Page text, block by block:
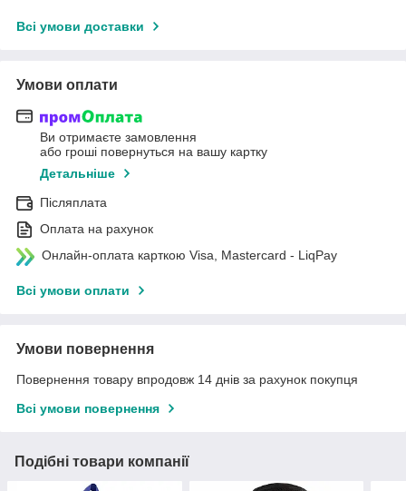
Всі умови доставки
Умови оплати
Ви отримаєте замовлення
або гроші повернуться на вашу картку
Детальніше
Післяплата
Оплата на рахунок
Онлайн-оплата карткою Visa, Mastercard - LiqPay
Всі умови оплати
Умови повернення
Повернення товару впродовж 14 днів за рахунок покупця
Всі умови повернення
Подібні товари компанії